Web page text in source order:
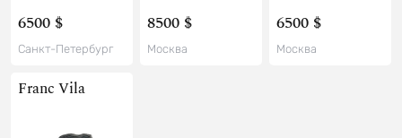
6500 $
Санкт-Петербург
8500 $
Москва
6500 $
Москва
Franc Vila